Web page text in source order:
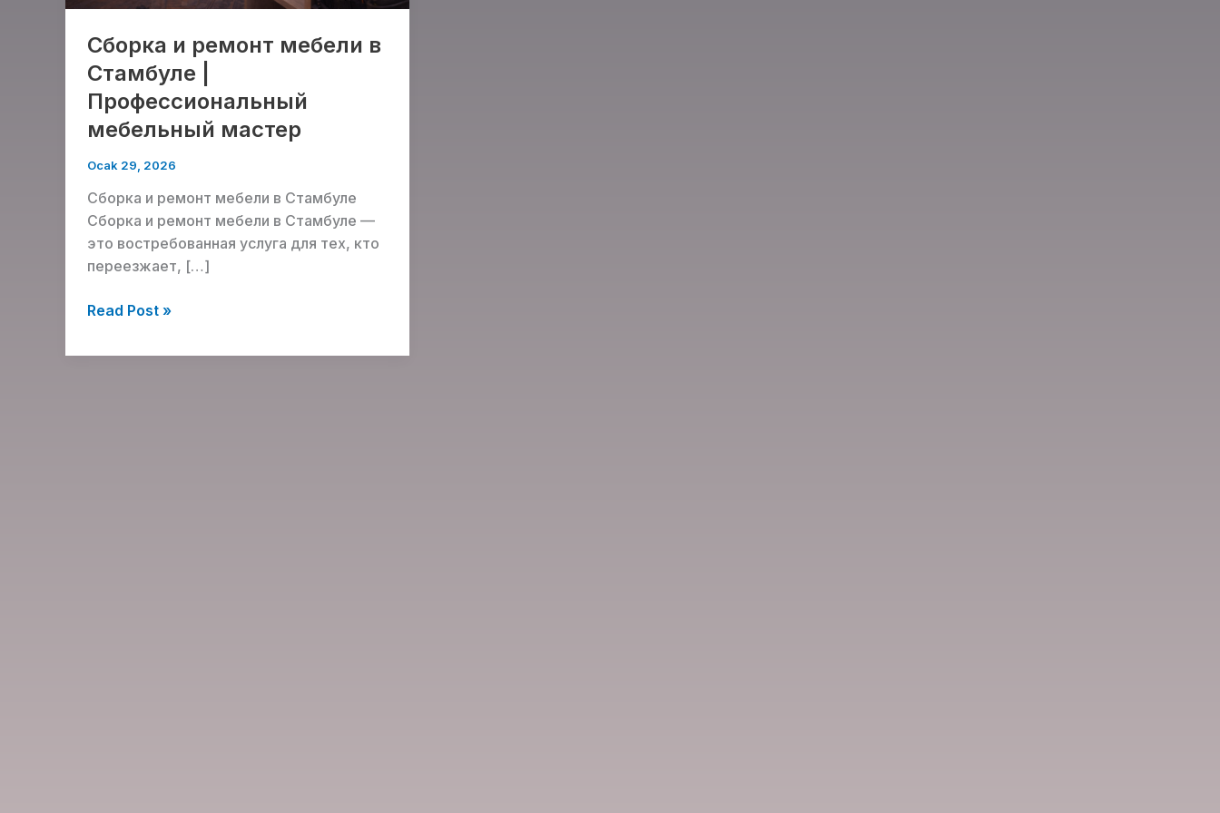
Сборка и ремонт мебели в
Стамбуле |
Профессиональный
мебельный мастер
Ocak 29, 2026
Сборка и ремонт мебели в Стамбуле
Сборка и ремонт мебели в Стамбуле —
это востребованная услуга для тех, кто
переезжает, […]
Read Post »